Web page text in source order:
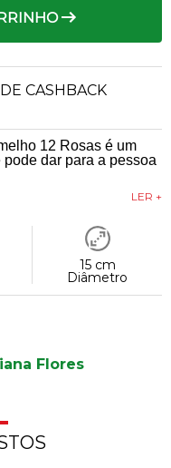
12 Rosas é um
dar para a pessoa
LER +
15 cm
Diâmetro
Flores
DE CASHBACK